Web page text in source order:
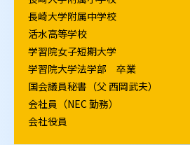
長崎大学附属中学校
活水高等学校
学習院女子短期大学
学習院大学法学部 卒業
国会議員秘書（父 西岡武夫）
会社員（NEC 勤務）
会社役員